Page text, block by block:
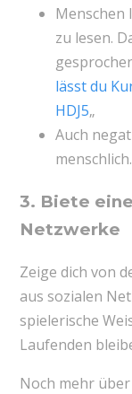
Menschen
zu lesen.
lässt du
HDJ5„
Auch
menschlich.
3. Biete
Netzwerke
Zeige dich von
aus sozialen
spielerische
Laufenden
Noch mehr